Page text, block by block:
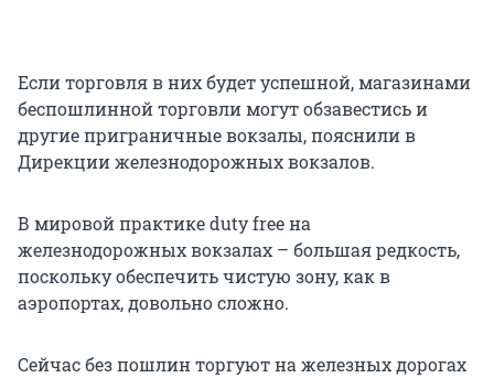
Если торговля в них будет успешной, магазинами
беспошлинной торговли могут обзавестись и
другие приграничные вокзалы, пояснили в
Дирекции железнодорожных вокзалов.
В мировой практике duty free на
железнодорожных вокзалах – большая редкость,
поскольку обеспечить чистую зону, как в
аэропортах, довольно сложно.
Сейчас без пошлин торгуют на железных дорогах